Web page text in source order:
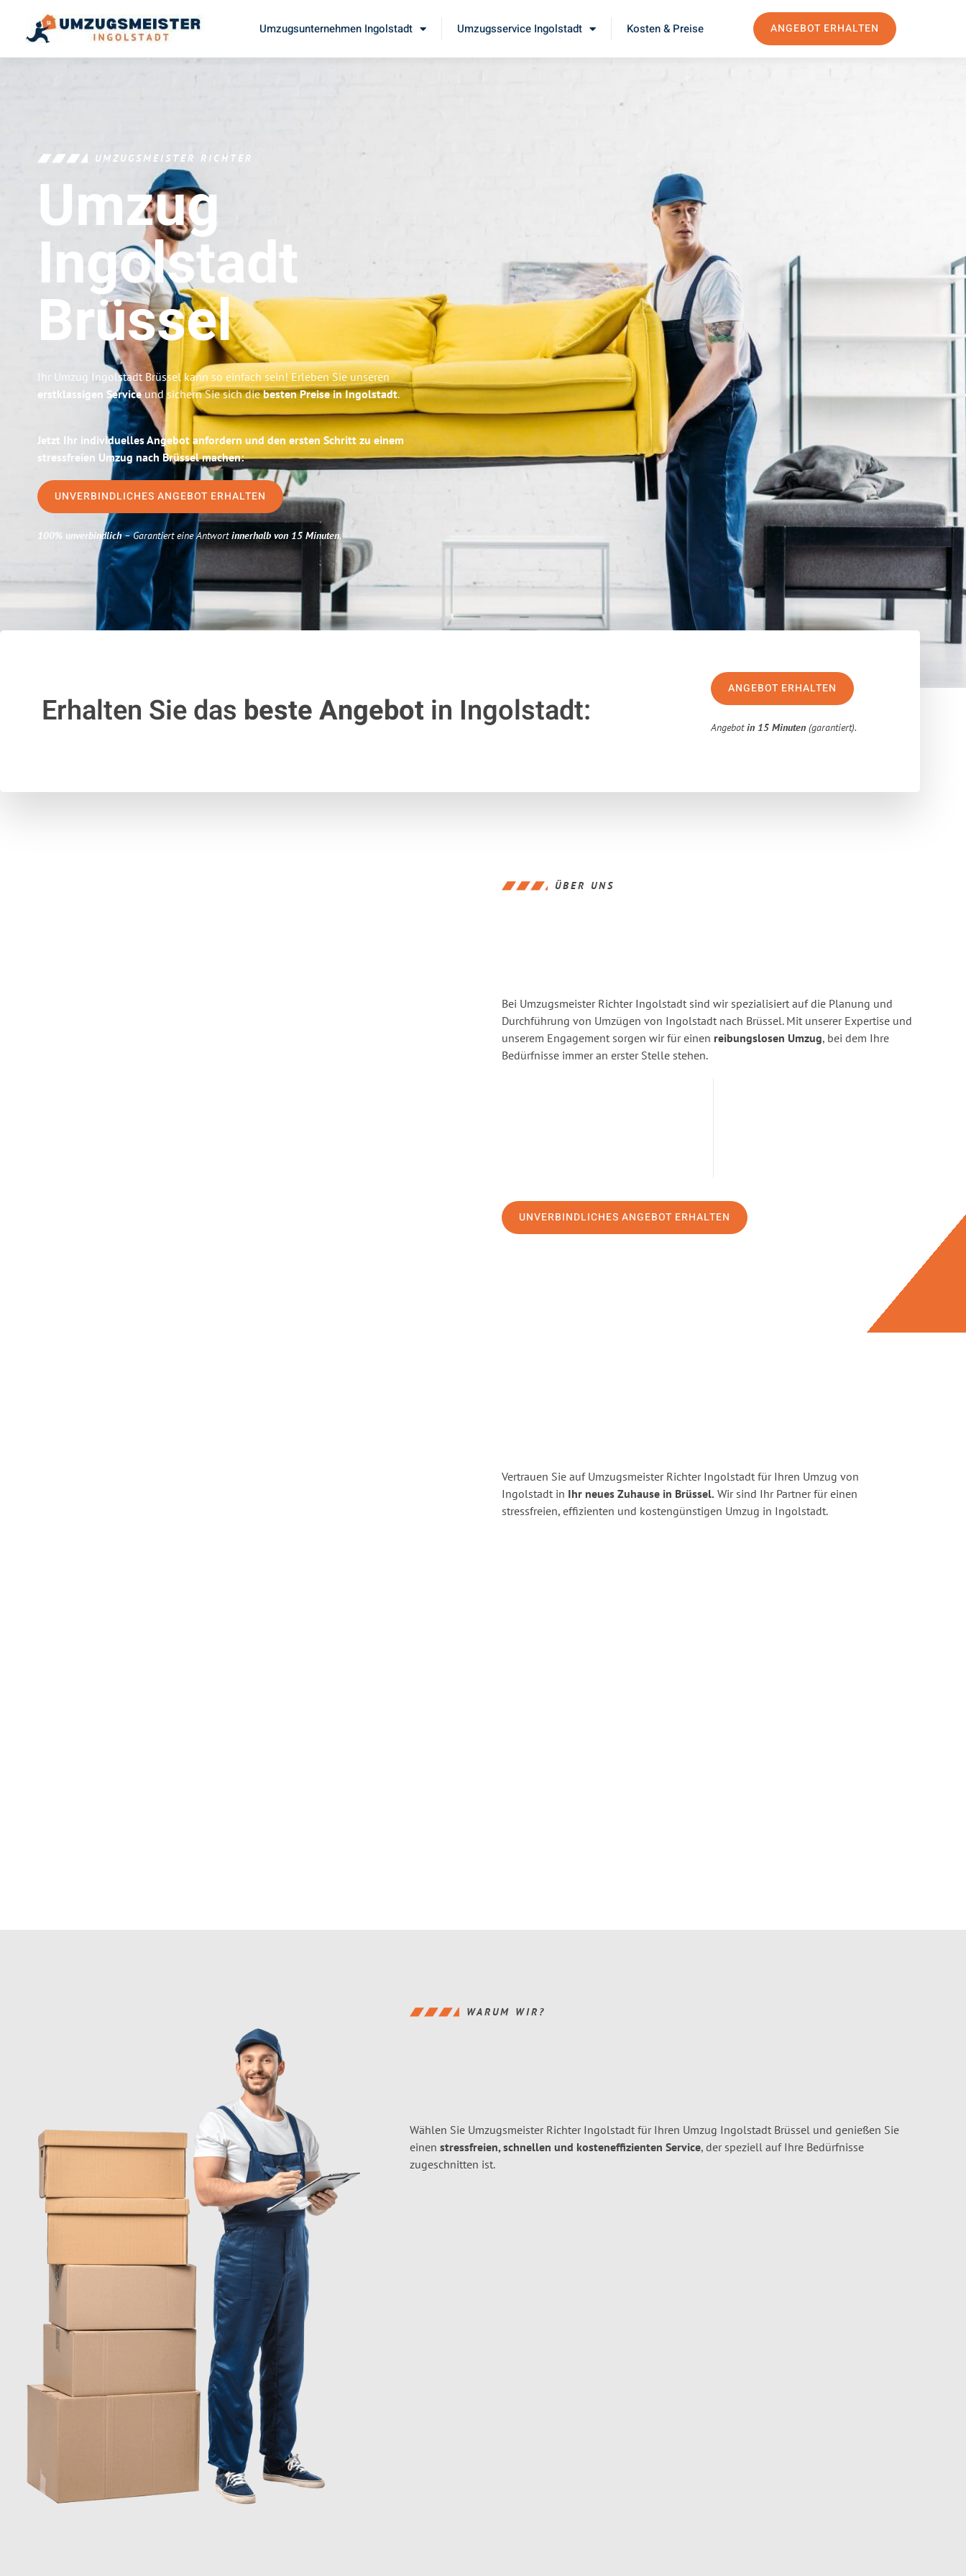
Umzugsunternehmen Ingolstadt Umzugsservice Ingolstadt Kosten & Preise ANGEBOT ERHALTEN
UMZUGSMEISTER RICHTER
Umzug
Ingolstadt
Brüssel
Ihr Umzug Ingolstadt Brüssel kann so einfach sein! Erleben Sie unseren
erstklassigen Serviceund sichern Sie sich diebesten Preise in Ingolstadt.
Jetzt Ihr individuelles Angebot anfordern und den ersten Schritt zu einem
stressfreien Umzug nach Brüssel machen:
UNVERBINDLICHES ANGEBOT ERHALTEN
100% unverbindlich– Garantiert eine Antwortinnerhalb von 15 Minuten.
Erhalten Sie das beste Angebotin Ingolstadt:
ANGEBOT ERHALTEN
Angebotin 15 Minuten (garantiert).
ÜBER UNS
Bei Umzugsmeister Richter Ingolstadt sind wir spezialisiert auf die Planung und
Durchführung von Umzügen von Ingolstadt nach Brüssel. Mit unserer Expertise und
unserem Engagement sorgen wir für einen reibungslosen Umzug, bei dem Ihre
Bedürfnisse immer an erster Stelle stehen.
UNVERBINDLICHES ANGEBOT ERHALTEN
Vertrauen Sie auf Umzugsmeister Richter Ingolstadt für Ihren Umzug von
Ingolstadt in Ihr neues Zuhause in Brüssel. Wir sind Ihr Partner für einen
stressfreien, effizienten und kostengünstigen Umzug in Ingolstadt.
WARUM WIR?
Wählen Sie Umzugsmeister Richter Ingolstadt für Ihren Umzug Ingolstadt Brüssel und genießen Sie
einen stressfreien, schnellen und kosteneffizienten Service, der speziell auf Ihre Bedürfnisse
zugeschnitten ist.